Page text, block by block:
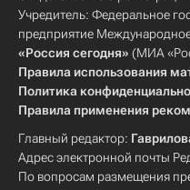
Учредитель: Федеральное
предприятие
«Россия сегодня» (МИА
Правила использования
Политика
Правила применения
Главный редактор:
Адрес электронной почты
По вопросам размещения